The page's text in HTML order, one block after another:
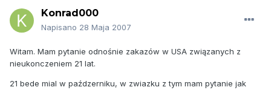
Konrad000
Napisano 28 Maja 2007
Witam. Mam pytanie odnośnie zakazów w USA związanych z
nieukonczeniem 21 lat.
21 bede mial w paźdzerniku, w zwiazku z tym mam pytanie jak